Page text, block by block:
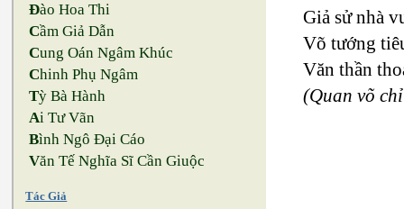
Đào Hoa Thi
Cầm Giả Dẫn
Cung Oán Ngâm Khúc
Chinh Phụ Ngâm
Tỳ Bà Hành
Ai Tư Vãn
Bình Ngô Đại Cáo
Văn Tế Nghĩa Sĩ Cần Giuộc
Tác Giả
Giả sử nhà
Võ tướng
Văn thần
(Quan võ